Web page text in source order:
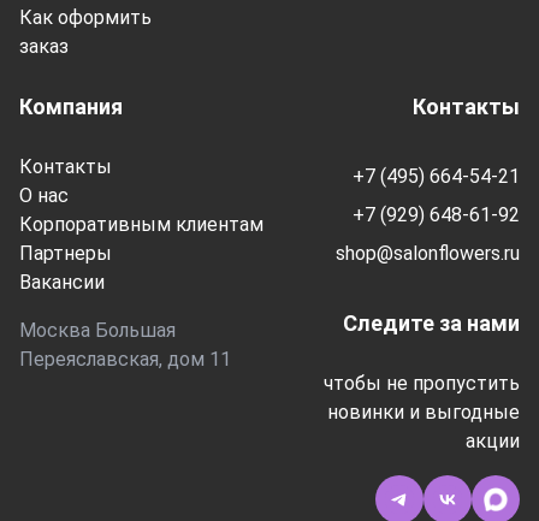
Компания
Контакты
О нас
Корпоративным клиентам
Партнеры
Вакансии
Москва Большая
Переяславская, дом 11
Как оформить
заказ
Контакты
+7 (495) 664-54-21
+7 (929) 648-61-92
shop@salonflowers.ru
Следите за нами
чтобы не пропустить
новинки и выгодные
акции